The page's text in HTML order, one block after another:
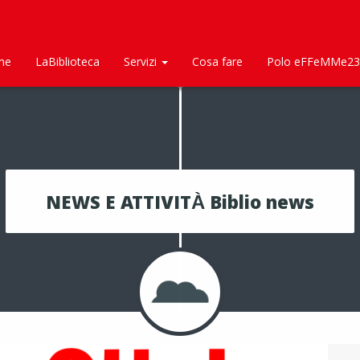
LaBiblioteca Servizi Cosa fare Polo eFFeMMe23
NEWS E ATTIVITÀ Biblio news